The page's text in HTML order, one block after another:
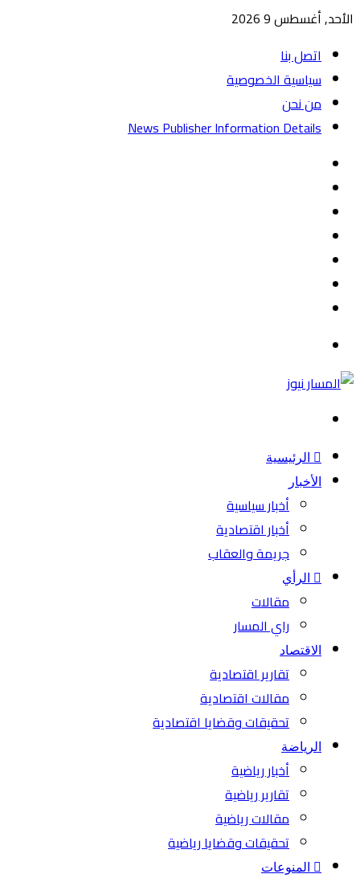
الأحد, أغسطس 9 2026
اتصل بنا
سياسية الخصوصية
من نحن
News Publisher Information Details
الرئيسية
الأخبار
أخبار سياسية
أخبار اقتصادية
جريمة والعقاب
الرأي
مقالات
راي المسار
الاقتصاد
تقارير اقتصادية
مقالات اقتصادية
تحقيقات وقضايا اقتصادية
الرياضة
أخبار رياضية
تقارير رياضية
مقالات رياضية
تحقيقات وقضايا رياضية
المنوعات